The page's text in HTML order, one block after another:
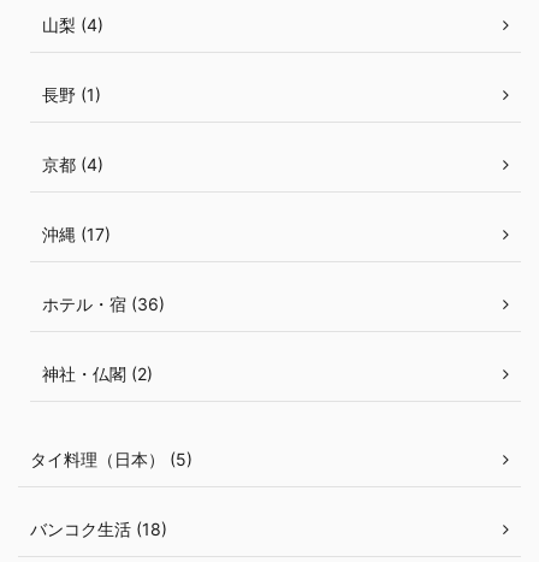
山梨 (4)
長野 (1)
京都 (4)
沖縄 (17)
ホテル・宿 (36)
神社・仏閣 (2)
タイ料理（日本） (5)
バンコク生活 (18)